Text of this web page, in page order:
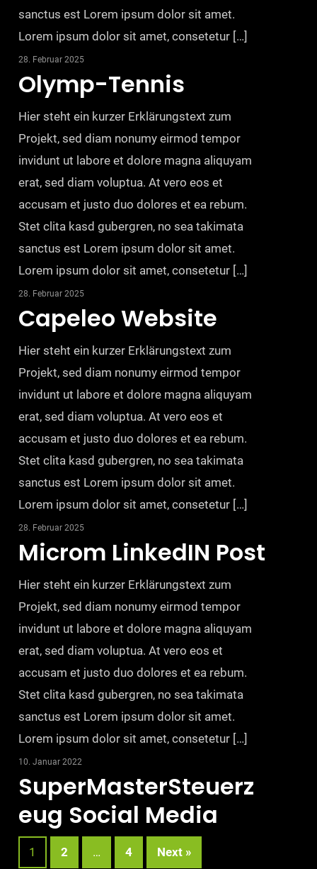
sanctus est Lorem ipsum dolor sit amet.
Lorem ipsum dolor sit amet, consetetur […]
28. Februar 2025
Olymp-Tennis
Hier steht ein kurzer Erklärungstext zum
Projekt, sed diam nonumy eirmod tempor
invidunt ut labore et dolore magna aliquyam
erat, sed diam voluptua. At vero eos et
accusam et justo duo dolores et ea rebum.
Stet clita kasd gubergren, no sea takimata
sanctus est Lorem ipsum dolor sit amet.
Lorem ipsum dolor sit amet, consetetur […]
28. Februar 2025
Capeleo Website
Hier steht ein kurzer Erklärungstext zum
Projekt, sed diam nonumy eirmod tempor
invidunt ut labore et dolore magna aliquyam
erat, sed diam voluptua. At vero eos et
accusam et justo duo dolores et ea rebum.
Stet clita kasd gubergren, no sea takimata
sanctus est Lorem ipsum dolor sit amet.
Lorem ipsum dolor sit amet, consetetur […]
28. Februar 2025
Microm LinkedIN Post
Hier steht ein kurzer Erklärungstext zum
Projekt, sed diam nonumy eirmod tempor
invidunt ut labore et dolore magna aliquyam
erat, sed diam voluptua. At vero eos et
accusam et justo duo dolores et ea rebum.
Stet clita kasd gubergren, no sea takimata
sanctus est Lorem ipsum dolor sit amet.
Lorem ipsum dolor sit amet, consetetur […]
10. Januar 2022
SuperMasterSteuerz
eug Social Media
1 2 … 4 Next »